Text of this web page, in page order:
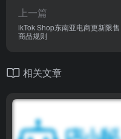
上一篇
ikTok Shop东南亚电商更新限售
商品规则
相关文章